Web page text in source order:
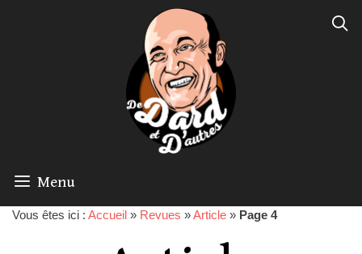
Menu
Vous êtes ici : Accueil » Revues »Article » Page 4